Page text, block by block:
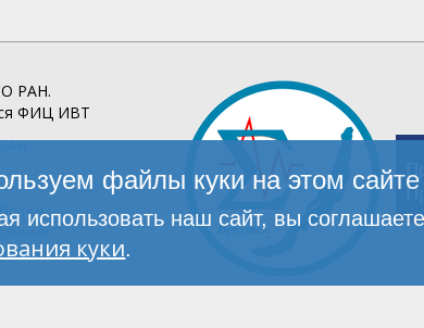
РАН.
ФИЦ ИВТ
файлы куки на этом сайте
использовать наш сайт, вы
куки.